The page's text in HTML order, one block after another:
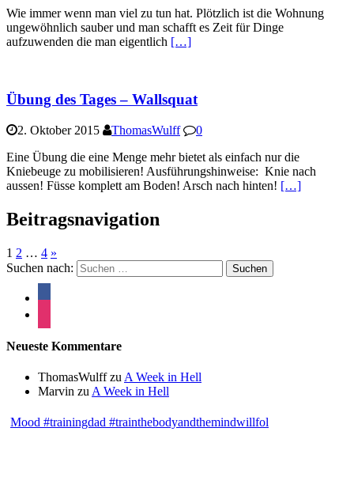
Wie immer wenn man viel zu tun hat. Plötzlich ist die Wohnung
ungewöhnlich sauber und man schafft es Zeit für Dinge
aufzuwenden die man eigentlich […]
Übung des Tages – Wallsquat
2. Oktober 2015 ThomasWulff
0
Eine Übung die eine Menge mehr bietet als einfach nur die
Kniebeuge zu mobilisieren! Ausführungshinweise: Knie nach
aussen! Füsse komplett am Boden! Arsch nach hinten! […]
Beitragsnavigation
1 2 … 4 »
Suchen nach:
Neueste Kommentare
ThomasWulffzu A Week in Hell
Marvin zu A Week in Hell
Mood #trainingdad #trainthebodyandthemindwillfol